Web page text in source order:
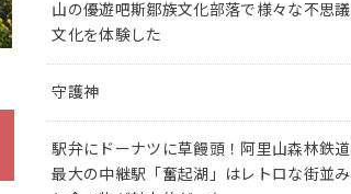
山の優遊吧斯鄒族文化部落で様々な不思議
文化を体験した
守護神
駅弁にドーナツに草饅頭！阿里山森林鉄道
最大の中継駅「奮起湖」はレトロな街並み